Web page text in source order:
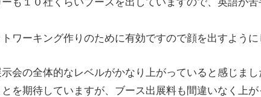
ワーキング作りのために有効ですので顔を出すように
会の全体的なレベルがかなり上がっていると感じまし
を期待していますが、ブース出展料も間違いなく上が